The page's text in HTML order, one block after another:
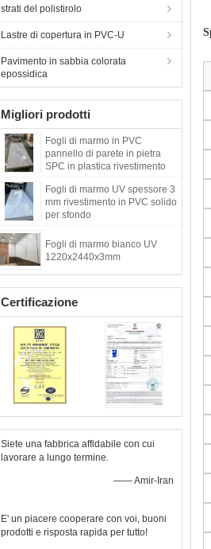
strati del polistirolo
Lastre di copertura in PVC-U
Pavimento in sabbia colorata
epossidica
Migliori prodotti
Fogli di marmo in PVC
pannello di parete in pietra
SPC in plastica rivestimento
materiale decorativo per pareti
interne
Fogli di marmo UV spessore 3
mm rivestimento in PVC solido
per sfondo
Fogli di marmo bianco UV
1220x2440x3mm
Certificazione
Siete una fabbrica affidabile con cui
lavorare a lungo termine.
—— Amir-Iran
E' un piacere cooperare con voi, buoni
prodotti e risposta rapida per tutto!